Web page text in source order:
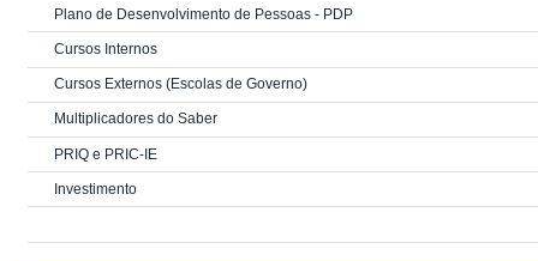
Plano de Desenvolvimento de Pessoas - PDP
Cursos Internos
Cursos Externos (Escolas de Governo)
Multiplicadores do Saber
PRIQ e PRIC-IE
Investimento